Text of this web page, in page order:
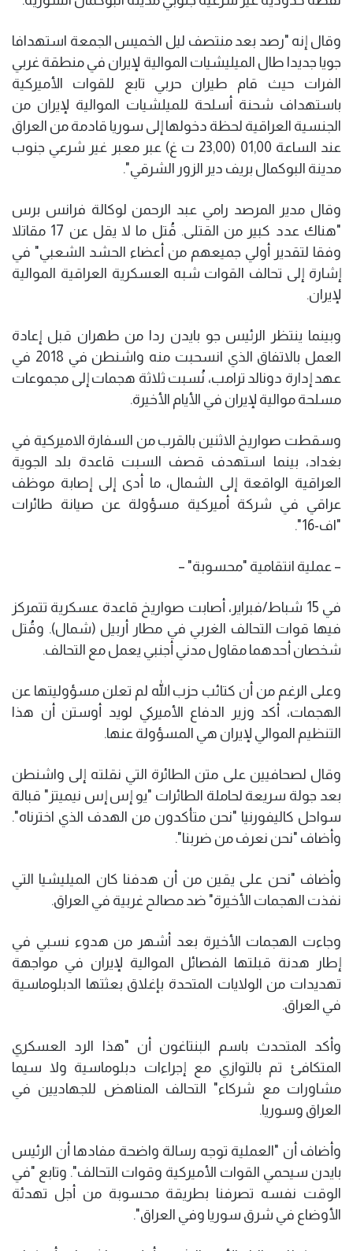
وقال إنه "رصد بعد منتصف ليل الخميس الجمعة استهدافا
جويا جديدا طال الميليشيات الموالية لإيران في منطقة غربي
الفرات حيث قام طيران حربي تابع للقوات الأميركية
باستهداف شحنة أسلحة للميلشيات الموالية لإيران من
الجنسية العراقية لحظة دخولها إلى سوريا قادمة من العراق
عند الساعة 01,00 (23,00 ت غ) عبر معبر غير شرعي جنوب
مدينة البوكمال بريف دير الزور الشرقي".
وقال مدير المرصد رامي عبد الرحمن لوكالة فرانس برس
"هناك عدد كبير من القتلى. قُتل ما لا يقل عن 17 مقاتلا
وفقا لتقدير أولي جميعهم من أعضاء الحشد الشعبي" في
إشارة إلى تحالف القوات شبه العسكرية العراقية الموالية
لإيران.
وبينما ينتظر الرئيس جو بايدن ردا من طهران قبل إعادة
العمل بالاتفاق الذي انسحبت منه واشنطن في 2018 في
عهد إدارة دونالد ترامب، نُسبت ثلاثة هجمات إلى مجموعات
مسلحة موالية لإيران في الأيام الأخيرة.
وسقطت صواريخ الاثنين بالقرب من السفارة الاميركية في
بغداد، بينما استهدف قصف السبت قاعدة بلد الجوية
العراقية الواقعة إلى الشمال، ما أدى إلى إصابة موظف
عراقي في شركة أميركية مسؤولة عن صيانة طائرات
"اف-16".
– عملية انتقامية "محسوبة" –
في 15 شباط/فبراير، أصابت صواريخ قاعدة عسكرية تتمركز
فيها قوات التحالف الغربي في مطار أربيل (شمال). وقُتل
شخصان أحدهما مقاول مدني أجنبي يعمل مع التحالف.
وعلى الرغم من أن كتائب حزب الله لم تعلن مسؤوليتها عن
الهجمات، أكد وزير الدفاع الأميركي لويد أوستن أن هذا
التنظيم الموالي لإيران هي المسؤولة عنها.
وقال لصحافيين على متن الطائرة التي نقلته إلى واشنطن
بعد جولة سريعة لحاملة الطائرات "يو إس إس نيميتز" قبالة
سواحل كاليفورنيا "نحن متأكدون من الهدف الذي اخترناه".
وأضاف "نحن نعرف من ضربنا".
وأضاف "نحن على يقين من أن هدفنا كان الميليشيا التي
نفذت الهجمات الأخيرة" ضد مصالح غربية في العراق.
وجاءت الهجمات الأخيرة بعد أشهر من هدوء نسبي في
إطار هدنة قبلتها الفصائل الموالية لإيران في مواجهة
تهديدات من الولايات المتحدة بإغلاق بعثتها الدبلوماسية
في العراق.
وأكد المتحدث باسم البنتاغون أن "هذا الرد العسكري
المتكافئ تم بالتوازي مع إجراءات دبلوماسية ولا سيما
مشاورات مع شركاء" التحالف المناهض للجهاديين في
العراق وسوريا.
وأضاف أن "العملية توجه رسالة واضحة مفادها أن الرئيس
بايدن سيحمي القوات الأميركية وقوات التحالف". وتابع "في
الوقت نفسه تصرفنا بطريقة محسوبة من أجل تهدئة
الأوضاع في شرق سوريا وفي العراق".